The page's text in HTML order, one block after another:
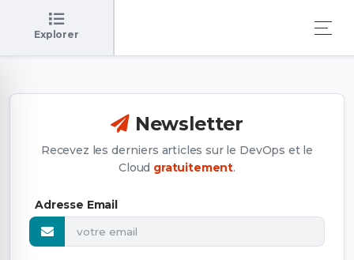
Explorer
Newsletter
Recevez les derniers articles sur le DevOps et le
Cloud gratuitement.
Adresse Email